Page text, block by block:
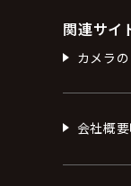
関連サイ
カメラ
会社概要